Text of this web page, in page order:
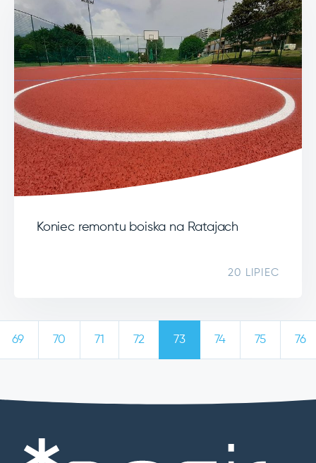
Koniec remontu boiska na Ratajach
20 LIPIEC
69 70 71 72 73 74 75 76